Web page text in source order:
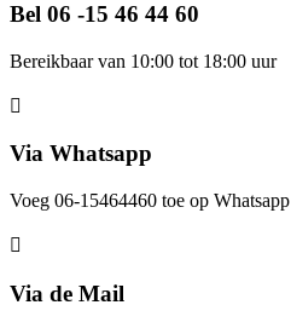
Bel 06 -15 46 44 60
Bereikbaar van 10:00 tot 18:00 uur
Via Whatsapp
Voeg 06-15464460 toe op Whatsapp
Via de Mail